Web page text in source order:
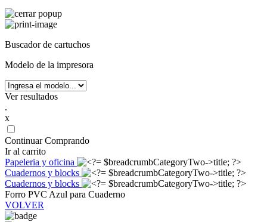
Buscador de cartuchos
Modelo de la impresora
Ver resultados
.
x
Continuar Comprando
Ir al carrito
Papeleria y oficina
Cuadernos y blocks
Cuadernos y blocks
Forro PVC Azul para Cuaderno
VOLVER